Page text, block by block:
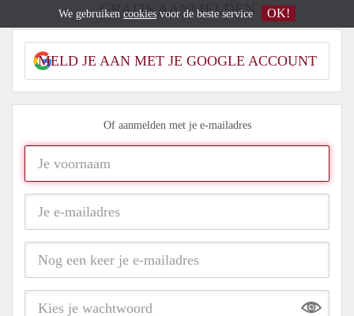
GRATIS AANMELDEN
MELD JE AAN MET JE GOOGLE ACCOUNT
Of aanmelden met je e-mailadres
We gebruiken cookies voor de beste service OK!